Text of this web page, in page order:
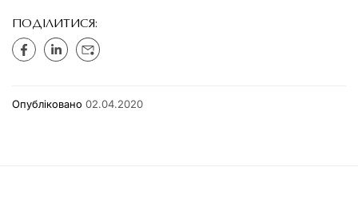
ПОДІЛИТИСЯ:
Опубліковано 02.04.2020